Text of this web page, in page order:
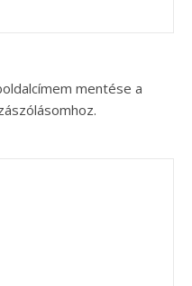
mentése a